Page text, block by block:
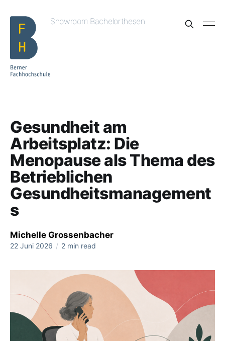
Showroom Bachelorthesen
Gesundheit am
Arbeitsplatz: Die
Menopause als Thema des
Betrieblichen
Gesundheitsmanagement
s
Michelle Grossenbacher
22 Juni 2026 / 2 min read